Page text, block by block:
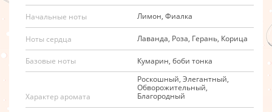
Начальные ноты Лимон, Фиалка
Ноты сердца Лаванда, Роза, Герань, Корица
Базовые ноты Кумарин, боби тонка
Характер аромата
Роскошный, Элегантный,
Обворожительный,
Благородный